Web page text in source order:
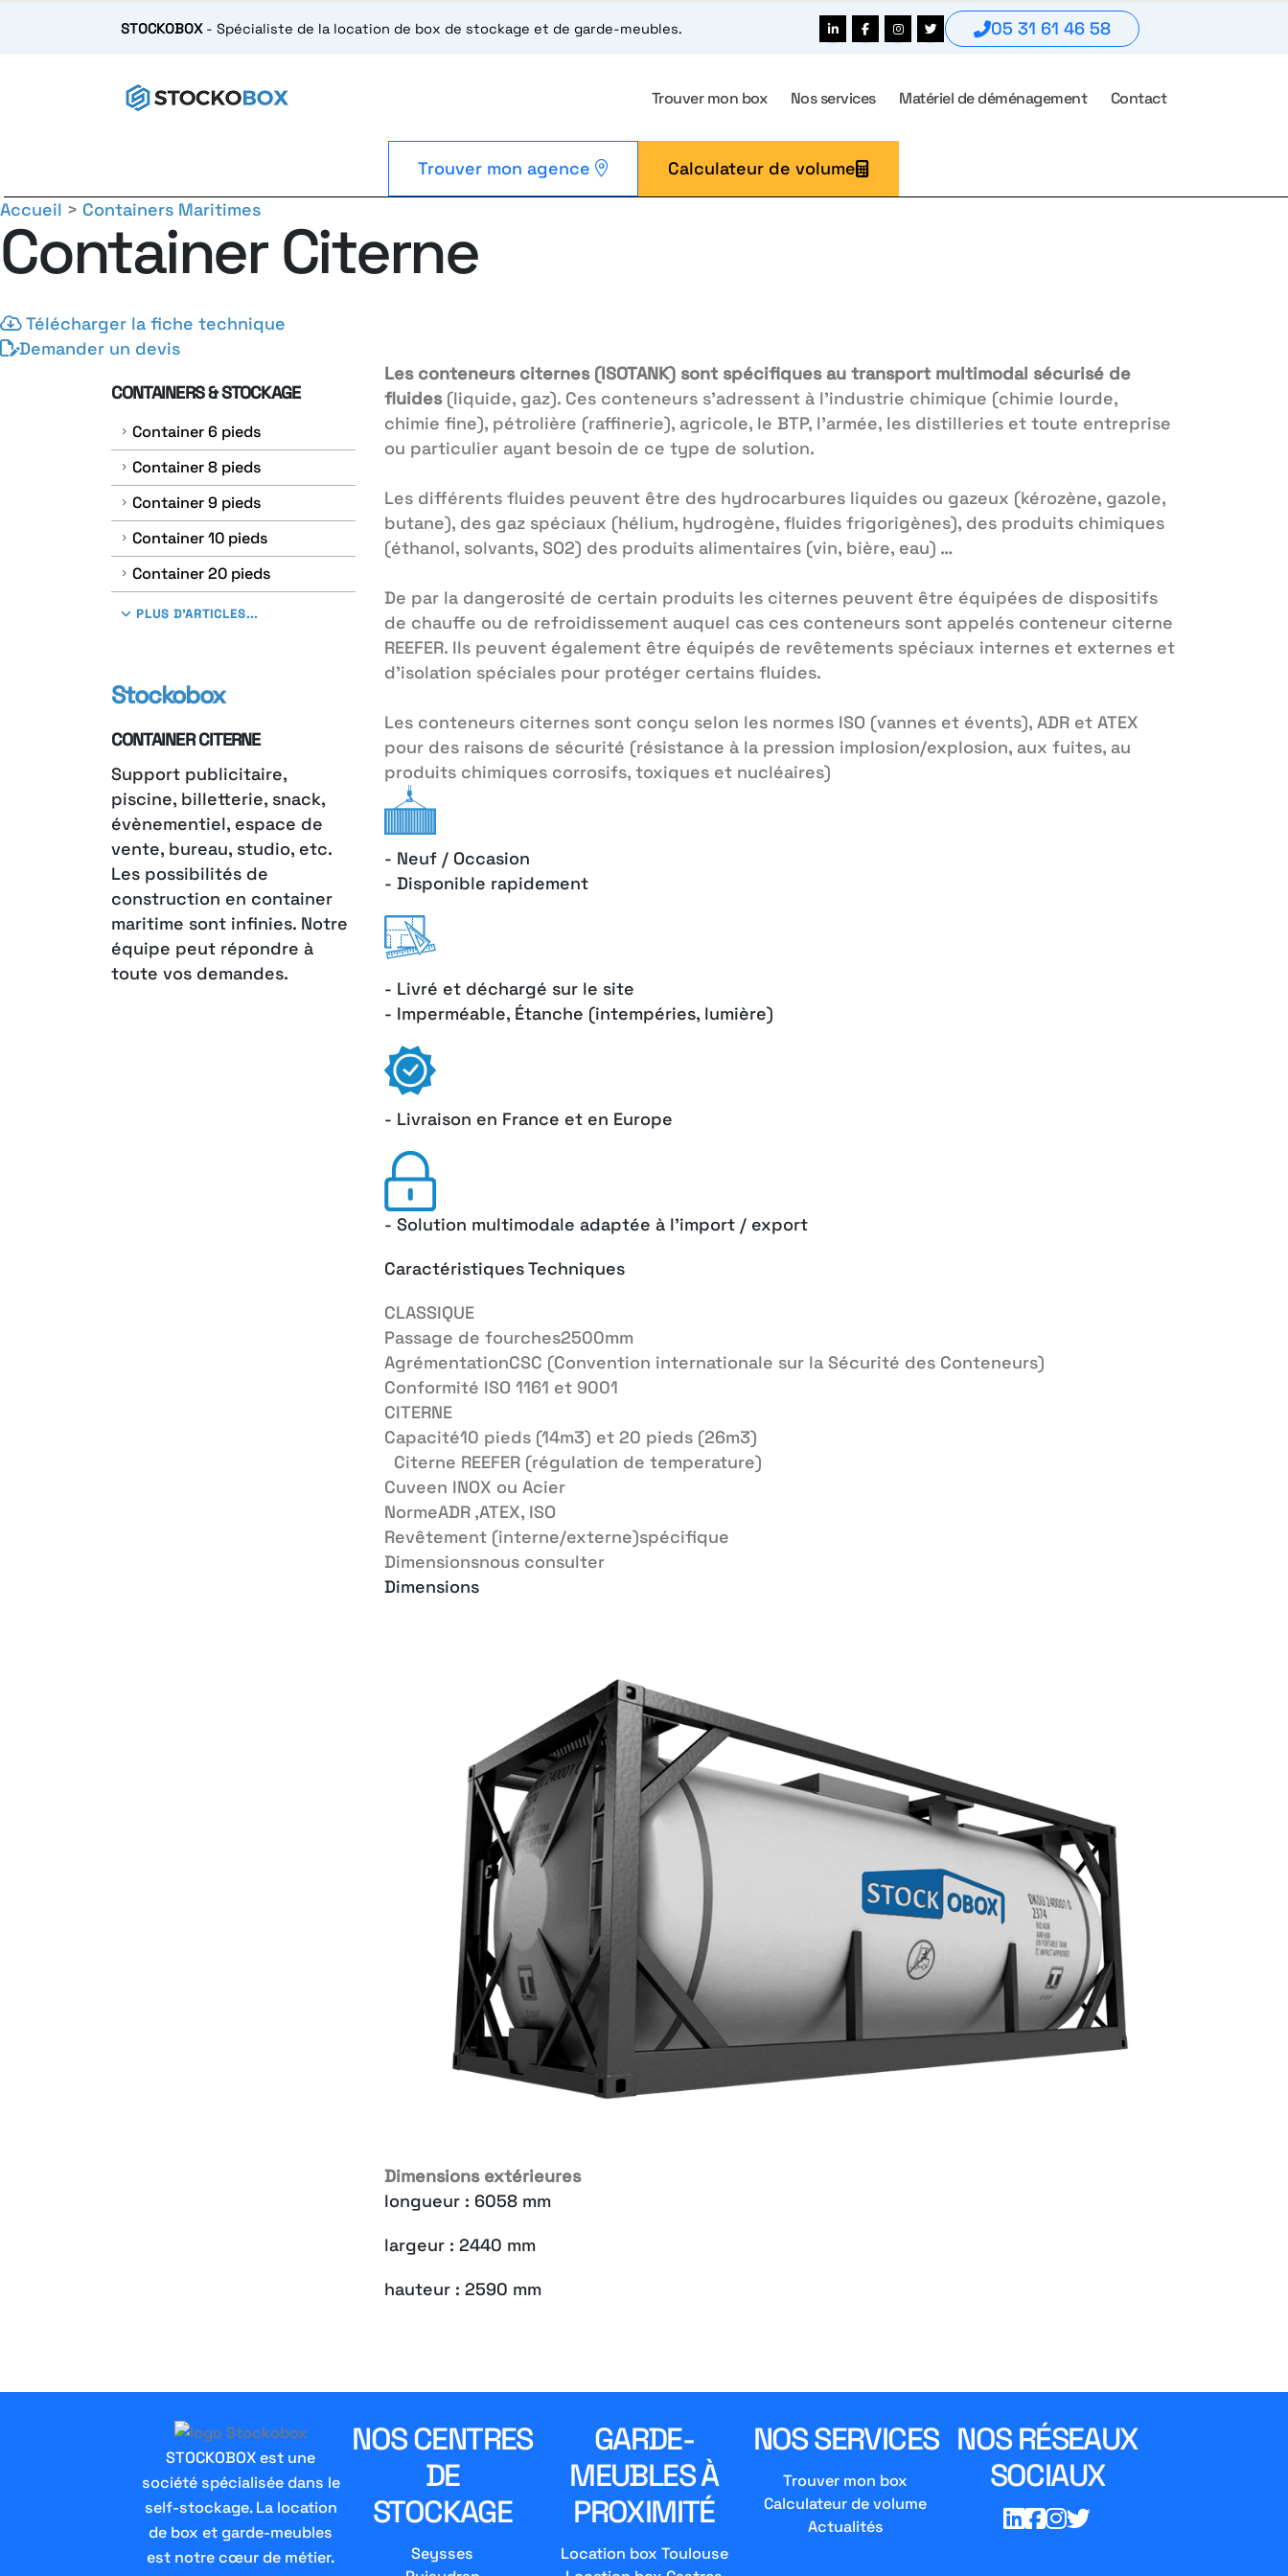
STOCKOBOX- Spécialiste de la location de box de stockage et de garde-meubles. 05 31 61 46 58
Trouver mon box Nos services Matériel de déménagement Contact
Trouver mon agence
Calculateur de volume
Accueil > Containers Maritimes
Container Citerne
Télécharger la fiche technique
Demander un devis
CONTAINERS & STOCKAGE
Container 6 pieds
Container 8 pieds
Container 9 pieds
Container 10 pieds
Container 20 pieds
PLUS D'ARTICLES...
Stockobox
CONTAINER CITERNE
Support publicitaire,
piscine, billetterie, snack,
évènementiel, espace de
vente, bureau, studio, etc.
Les possibilités de
construction en container
maritime sont infinies. Notre
équipe peut répondre à
toute vos demandes.
Les conteneurs citernes (ISOTANK) sont spécifiques au transport multimodal sécurisé de
fluides(liquide, gaz). Ces conteneurs s’adressent à l’industrie chimique (chimie lourde,
chimie fine), pétrolière (raffinerie), agricole, le BTP, l’armée, les distilleries et toute entreprise
ou particulier ayant besoin de ce type de solution.
Les différents fluides peuvent être des hydrocarbures liquides ou gazeux (kérozène, gazole,
butane), des gaz spéciaux (hélium, hydrogène, fluides frigorigènes), des produits chimiques
(éthanol, solvants, SO2) des produits alimentaires (vin, bière, eau) …
De par la dangerosité de certain produits les citernes peuvent être équipées de dispositifs
de chauffe ou de refroidissement auquel cas ces conteneurs sont appelés conteneur citerne
REEFER. Ils peuvent également être équipés de revêtements spéciaux internes et externes et
d’isolation spéciales pour protéger certains fluides.
Les conteneurs citernes sont conçu selon les normes ISO (vannes et évents), ADR et ATEX
pour des raisons de sécurité (résistance à la pression implosion/explosion, aux fuites, au
produits chimiques corrosifs, toxiques et nucléaires)
- Neuf / Occasion
- Disponible rapidement
- Livré et déchargé sur le site
- Imperméable, Étanche (intempéries, lumière)
- Livraison en France et en Europe
- Solution multimodale adaptée à l'import / export
Caractéristiques Techniques
CLASSIQUE
Passage de fourches2500mm
AgrémentationCSC (Convention internationale sur la Sécurité des Conteneurs)
Conformité ISO 1161 et 9001
CITERNE
Capacité10 pieds (14m3) et 20 pieds (26m3)
Citerne REEFER (régulation de temperature)
Cuveen INOX ou Acier
NormeADR ,ATEX, ISO
Revêtement (interne/externe)spécifique
Dimensionsnous consulter
Dimensions
Dimensions extérieures
longueur : 6058 mm
largeur : 2440 mm
hauteur : 2590 mm
STOCKOBOX est une
société spécialisée dans le
self-stockage. La location
de box et garde-meubles
est notre cœur de métier.
NOS CENTRES
DE
STOCKAGE
Seysses
GARDE-
MEUBLES À
PROXIMITÉ
Location box Toulouse
NOS SERVICES
Trouver mon box
Calculateur de volume
Actualités
NOS RÉSEAUX
SOCIAUX